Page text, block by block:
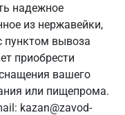
надежное
из нержавейки,
пунктом вывоза
приобрести
вашего
или пищепрома.
kazan@zavod-